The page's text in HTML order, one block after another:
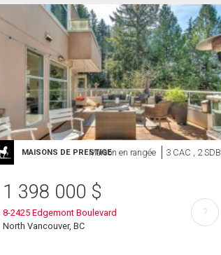
MAISONS DE PRESTIGEMaison en rangée 3 CAC , 2 SDB
1 398 000 $
8-2425 Edgemont Boulevard
North Vancouver, BC
?